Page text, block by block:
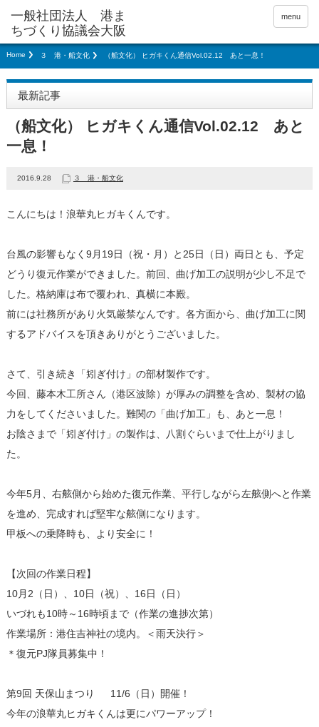
menu
Home ３ 港・船文化 （船文化） ヒガキくん通信Vol.02.12 あと一息！
最新記事
（船文化） ヒガキくん通信Vol.02.12 あと
一息！
2016.9.28 ３ 港・船文化
こんにちは！浪華丸ヒガキくんです。
台風の影響もなく9月19日（祝・月）と25日（日）両日とも、予定
どうり復元作業ができました。前回、曲げ加工の説明が少し不足で
した。格納庫は布で覆われ、真横に本殿。
前には社務所があり火気厳禁なんです。各方面から、曲げ加工に関
するアドバイスを頂きありがとうございました。
さて、引き続き「矧ぎ付け」の部材製作です。
今回、藤本木工所さん（港区波除）が厚みの調整を含め、製材の協
力をしてくださいました。難関の「曲げ加工」も、あと一息！
お陰さまで「矧ぎ付け」の製作は、八割ぐらいまで仕上がりまし
た。
今年5月、右舷側から始めた復元作業、平行しながら左舷側へと作業
を進め、完成すれば堅牢な舷側になります。
甲板への乗降時も、より安全に！
【次回の作業日程】
10月2（日）、10日（祝）、16日（日）
いづれも10時～16時頃まで（作業の進捗次第）
作業場所：港住吉神社の境内。＜雨天決行＞
＊復元PJ隊員募集中！
第9回 天保山まつり 11/6（日）開催！
今年の浪華丸ヒガキくんは更にパワーアップ！